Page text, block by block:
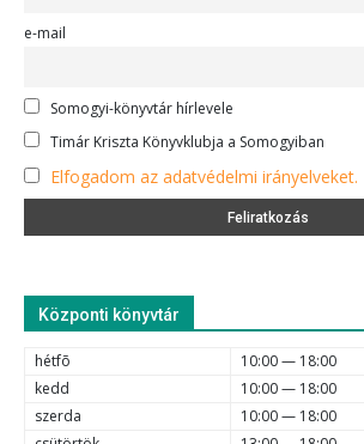
e-mail
Somogyi-könyvtár hírlevele
Timár Kriszta Könyvklubja a Somogyiban
Elfogadom az adatvédelmi irányelveket.
Központi könyvtár
hétfõ
10:00 — 18:00
kedd
10:00 — 18:00
szerda
10:00 — 18:00